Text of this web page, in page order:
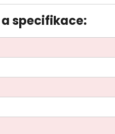
specifikace: